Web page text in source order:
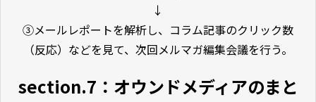
↓
③メールレポートを解析し、コラム記事のクリック数
（反応）などを見て、次回メルマガ編集会議を行う。
section.7：オウンドメディアのまと